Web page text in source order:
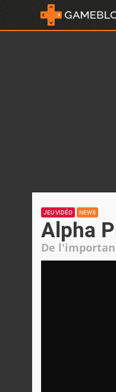
JEU VIDÉO NEWS
Alpha
De